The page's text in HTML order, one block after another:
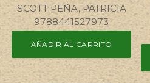
SCOTT PEÑA, PATRICIA
9788441527973
AÑADIR AL CARRITO